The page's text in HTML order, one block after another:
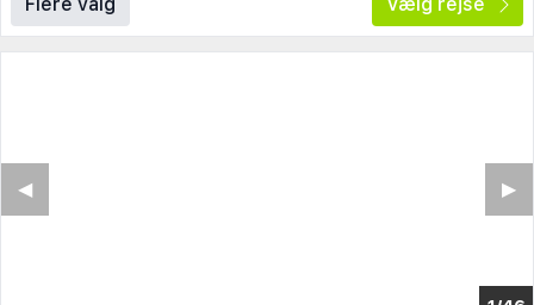
▶︎
◀︎